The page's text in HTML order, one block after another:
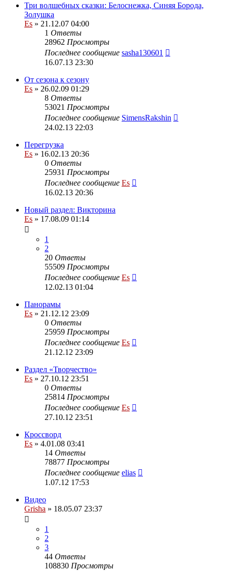
Три волшебных сказки: Белоснежка, Синяя Борода,
Золушка
Es » 21.12.07 04:00
1 Ответы
28962 Просмотры
Последнее сообщение sasha130601
16.07.13 23:30
От сезона к сезону
Es » 26.02.09 01:29
8 Ответы
53021 Просмотры
Последнее сообщение SimensRakshin
24.02.13 22:03
Перегрузка
Es » 16.02.13 20:36
0 Ответы
25931 Просмотры
Последнее сообщение Es
16.02.13 20:36
Новый раздел: Викторина
Es » 17.08.09 01:14
1
2
20 Ответы
55509 Просмотры
Последнее сообщение Es
12.02.13 01:04
Панорамы
Es » 21.12.12 23:09
0 Ответы
25959 Просмотры
Последнее сообщение Es
21.12.12 23:09
Раздел «Творчество»
Es » 27.10.12 23:51
0 Ответы
25814 Просмотры
Последнее сообщение Es
27.10.12 23:51
Кроссворд
Es » 4.01.08 03:41
14 Ответы
78877 Просмотры
Последнее сообщение elias
1.07.12 17:53
Видео
Grisha » 18.05.07 23:37
1
2
3
44 Ответы
108830 Просмотры